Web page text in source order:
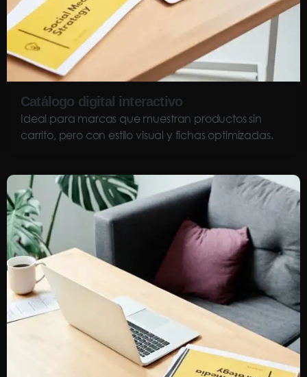
Catálogo digital interactivo
Ideal para marcas que muestran productos sin
carrito, pero con estilo visual y fichas optimizadas.